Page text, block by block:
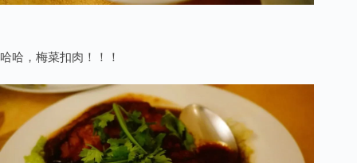
哈哈，梅菜扣肉！！！